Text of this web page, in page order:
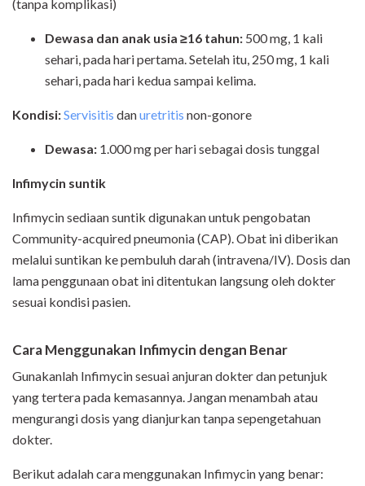
(tanpa komplikasi)
Dewasa dan anak usia ≥16 tahun: 500 mg, 1 kali
sehari, pada hari pertama. Setelah itu, 250 mg, 1 kali
sehari, pada hari kedua sampai kelima.
Kondisi:Servisitis danuretritis non-gonore
Dewasa: 1.000 mg per hari sebagai dosis tunggal
Infimycin suntik
Infimycin sediaan suntik digunakan untuk pengobatan
Community-acquired pneumonia (CAP). Obat ini diberikan
melalui suntikan ke pembuluh darah (intravena/IV). Dosis dan
lama penggunaan obat ini ditentukan langsung oleh dokter
sesuai kondisi pasien.
Cara Menggunakan Infimycin dengan Benar
Gunakanlah Infimycin sesuai anjuran dokter dan petunjuk
yang tertera pada kemasannya. Jangan menambah atau
mengurangi dosis yang dianjurkan tanpa sepengetahuan
dokter.
Berikut adalah cara menggunakan Infimycin yang benar: